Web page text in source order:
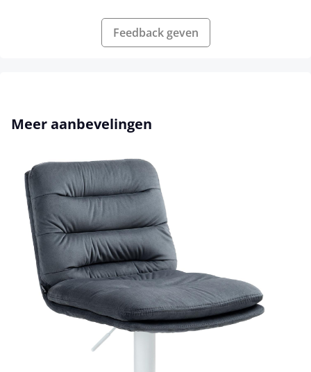
Feedback geven
Productgalerij overslaan
Meer aanbevelingen